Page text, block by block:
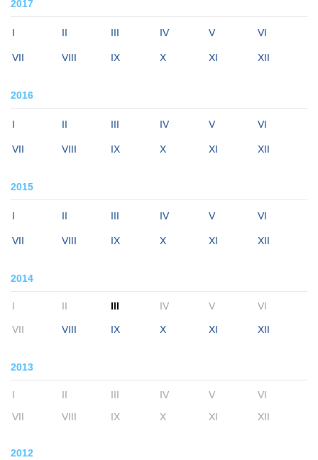
2017
I II III IV V VI
VII VIII IX X XI XII
2016
I II III IV V VI
VII VIII IX X XI XII
2015
I II III IV V VI
VII VIII IX X XI XII
2014
I II III IV V VI
VII VIII IX X XI XII
2013
I II III IV V
VI
VII
VIII IX X XI XII
2012